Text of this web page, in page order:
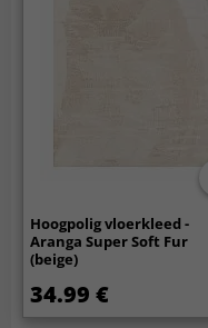
Hoogpolig vloerkleed -
Aranga Super Soft Fur
(beige)
34.99 €